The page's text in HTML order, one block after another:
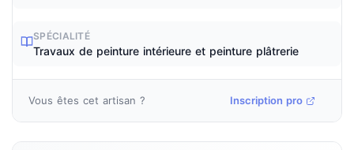
SPÉCIALITÉ
Travaux de peinture intérieure et peinture plâtrerie
Vous êtes cet artisan ? Inscription pro